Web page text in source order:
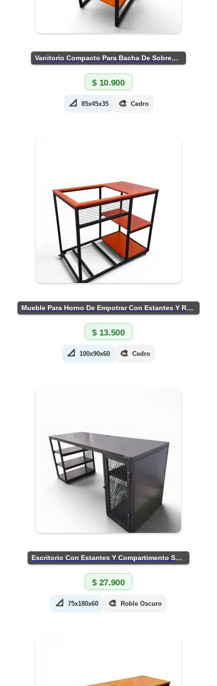
Vanitorio Compacto Para Bacha De Sobreponer
$10.900
📐 85x45x35 🎨 Cedro
Mueble Para Horno De Empotrar Con Estantes Y Ruedas
$13.500
📐 100x90x60 🎨 Cedro
Escritorio Con Estantes Y Compartimento Seguro
$27.900
📐 75x180x60 🎨 Roble Oscuro